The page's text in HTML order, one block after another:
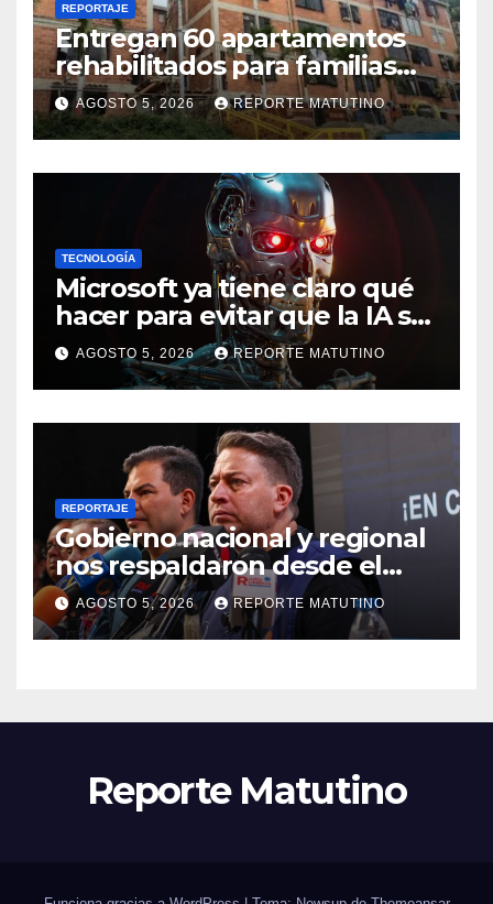
REPORTAJE
Entregan 60 apartamentos
rehabilitados para familias
del urbanismo Ana Victoria
en La Guaira
AGOSTO 5, 2026 REPORTE MATUTINO
TECNOLOGÍA
Microsoft ya tiene claro qué
hacer para evitar que la IA se
salga de control
AGOSTO 5, 2026 REPORTE MATUTINO
REPORTAJE
Gobierno nacional y regional
nos respaldaron desde el
primer momento tras
terremotos del 24J
AGOSTO 5, 2026 REPORTE MATUTINO
Reporte Matutino